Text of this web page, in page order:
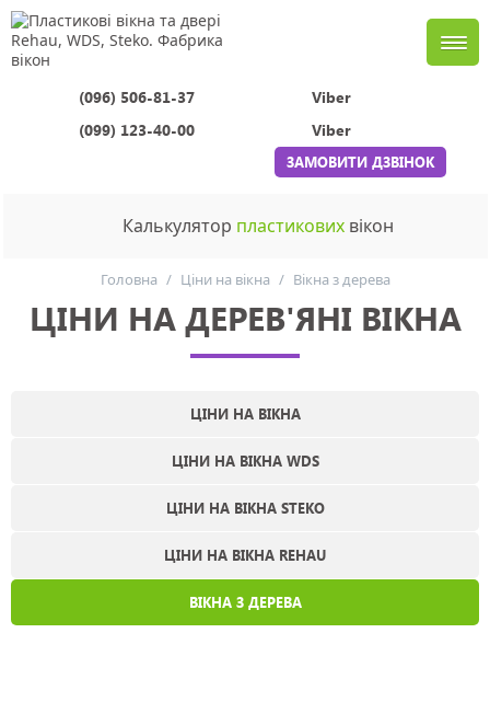
(096) 506-81-37
(099) 123-40-00
Viber
Viber
ЗАМОВИТИ ДЗВІНОК
Калькулятор пластиковихвікон
Головна / Ціни на вікна / Вікна з дерева
ЦІНИ НА ДЕРЕВ'ЯНІ ВІКНА
ЦІНИ НА ВІКНА
ЦІНИ НА ВІКНА WDS
ЦІНИ НА ВІКНА STEKO
ЦІНИ НА ВІКНА REHAU
ВІКНА З ДЕРЕВА